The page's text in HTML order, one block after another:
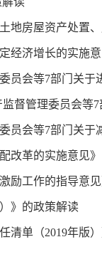
地房屋资产处置
经济增长的实施
员会等7部门关于
督管理委员会等7
员会等7部门关于
改革的实施意见
励工作的指导意
》的政策解读
清单（2019年版